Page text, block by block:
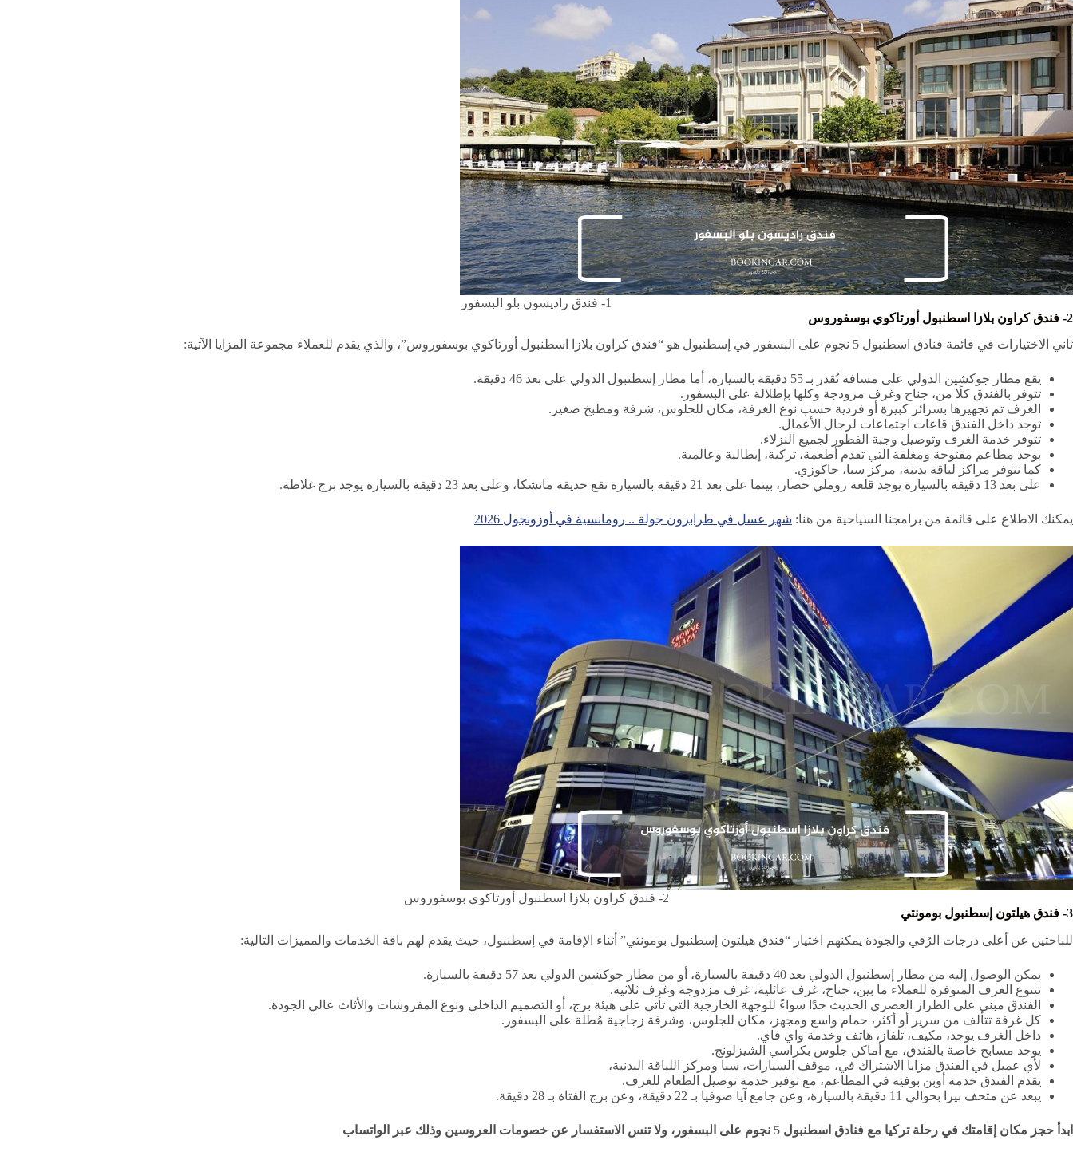
1- فندق راديسون بلو البسفور
2- فندق كراون بلازا اسطنبول أورتاكوي بوسفوروس
ثاني الاختيارات في قائمة فنادق اسطنبول 5 نجوم على البسفور في إسطنبول هو “فندق كراون بلازا اسطنبول أورتاكوي بوسفوروس”، والذي يقدم للعملاء مجموعة المزايا الآتية:
يقع مطار جوكشين الدولي على مسافة تُقدر بـ 55 دقيقة بالسيارة، أما مطار إسطنبول الدولي على بعد 46 دقيقة.
تتوفر بالفندق كلًا من، جناح وغرف مزودجة وكلها بإطلالة على البسفور.
الغرف تم تجهيزها بسرائر كبيرة أو فردية حسب نوع الغرفة، مكان للجلوس، شرفة ومطبخ صغير.
توجد داخل الفندق قاعات اجتماعات لرجال الأعمال.
تتوفر خدمة الغرف وتوصيل وجبة الفطور لجميع النزلاء.
يوجد مطاعم مفتوحة ومغلقة التي تقدم أطعمة، تركية، إيطالية وعالمية.
كما تتوفر مراكز لياقة بدنية، مركز سبا، جاكوزي.
على بعد 13 دقيقة بالسيارة يوجد قلعة روملي حصار، بينما على بعد 21 دقيقة بالسيارة تقع حديقة ماتشكا، وعلى بعد 23 دقيقة بالسيارة يوجد برج غلاطة.
يمكنك الاطلاع على قائمة من برامجنا السياحية من هنا: شهر عسل في طرابزون جولة .. رومانسية في أوزونجول 2026
2- فندق كراون بلازا اسطنبول أورتاكوي بوسفوروس
3- فندق هيلتون إسطنبول بومونتي
للباحثين عن أعلى درجات الرُقي والجودة يمكنهم اختيار “فندق هيلتون إسطنبول بومونتي” أثناء الإقامة في إسطنبول، حيث يقدم لهم باقة الخدمات والمميزات التالية:
يمكن الوصول إليه من مطار إسطنبول الدولي بعد 40 دقيقة بالسيارة، أو من مطار جوكشين الدولي بعد 57 دقيقة بالسيارة.
تتنوع الغرف المتوفرة للعملاء ما بين، جناح، غرف عائلية، غرف مزدوجة وغرف ثلاثية.
الفندق مبني على الطراز العصري الحديث جدًا سواءً للوجهة الخارجية التي تأتي على هيئة برج، أو التصميم الداخلي ونوع المفروشات والأثاث عالي الجودة.
كل غرفة تتألف من سرير أو أكثر، حمام واسع ومجهز، مكان للجلوس، وشرفة زجاجية مُطلة على البسفور.
داخل الغرف يوجد، مكيف، تلفاز، هاتف وخدمة واي فاي.
يوجد مسابح خاصة بالفندق، مع أماكن جلوس بكراسي الشيزلونج.
لأي عميل في الفندق مزايا الاشتراك في، موقف السيارات، سبا ومركز اللياقة البدنية،
يقدم الفندق خدمة أوبن بوفيه في المطاعم، مع توفير خدمة توصيل الطعام للغرف.
يبعد عن متحف بيرا بحوالي 11 دقيقة بالسيارة، وعن جامع آيا صوفيا بـ 22 دقيقة، وعن برج الفتاة بـ 28 دقيقة.
ابدأ حجز مكان إقامتك في رحلة تركيا مع فنادق اسطنبول 5 نجوم على البسفور، ولا تنس الاستفسار عن خصومات العروسين وذلك عبر الواتساب